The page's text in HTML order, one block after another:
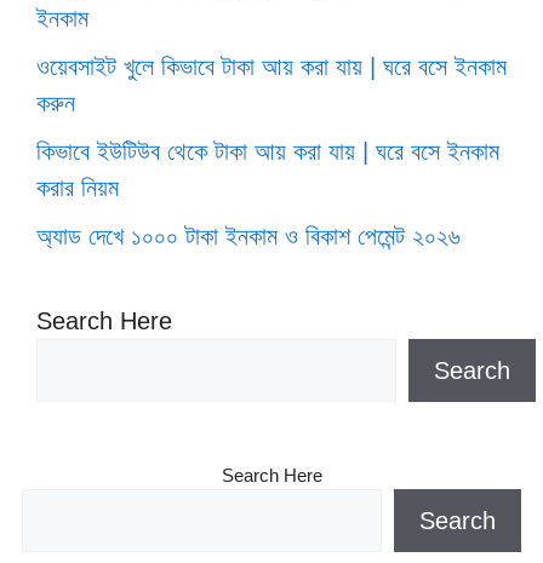
ইনকাম
ওয়েবসাইট খুলে কিভাবে টাকা আয় করা যায় | ঘরে বসে ইনকাম
করুন
কিভাবে ইউটিউব থেকে টাকা আয় করা যায় | ঘরে বসে ইনকাম
করার নিয়ম
অ্যাড দেখে ১০০০ টাকা ইনকাম ও বিকাশ পেমেন্ট ২০২৬
Search Here
Search
Search Here
Search